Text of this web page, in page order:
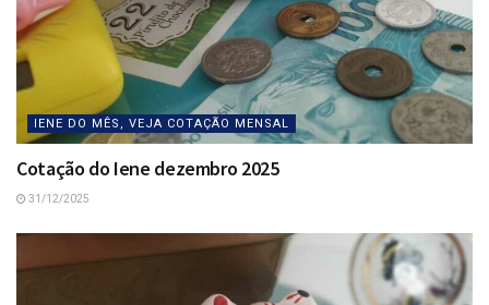
IENE DO MÊS, VEJA COTAÇÃO MENSAL
Cotação do Iene dezembro 2025
31/12/2025